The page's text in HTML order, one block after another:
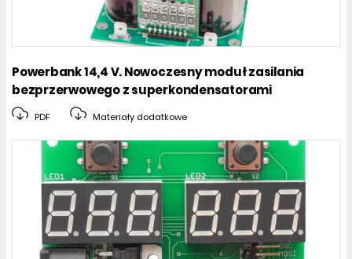
Powerbank 14,4 V. Nowoczesny moduł zasilania
bezprzerwowego z superkondensatorami
PDF Materiały dodatkowe